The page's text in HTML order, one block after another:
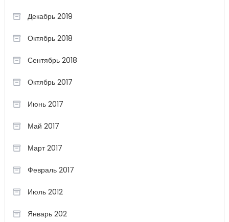
Декабрь 2019
Октябрь 2018
Сентябрь 2018
Октябрь 2017
Июнь 2017
Май 2017
Март 2017
Февраль 2017
Июль 2012
Январь 202